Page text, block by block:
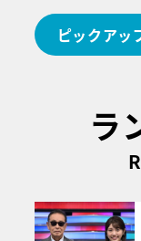
ピックアッ
ラ